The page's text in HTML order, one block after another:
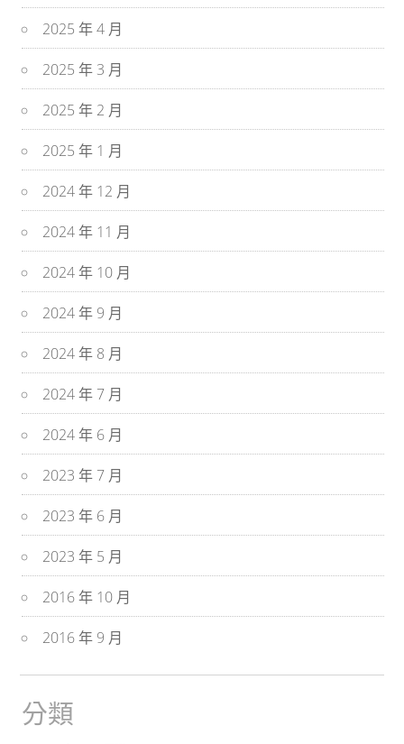
2025 年 4 月
2025 年 3 月
2025 年 2 月
2025 年 1 月
2024 年 12 月
2024 年 11 月
2024 年 10 月
2024 年 9 月
2024 年 8 月
2024 年 7 月
2024 年 6 月
2023 年 7 月
2023 年 6 月
2023 年 5 月
2016 年 10 月
2016 年 9 月
分類